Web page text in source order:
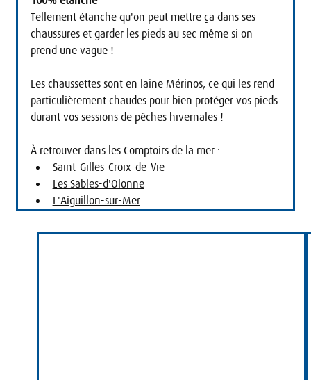
Tellement étanche qu'on peut mettre ça dans ses
chaussures et garder les pieds au sec même si on
prend une vague !
Les chaussettes sont en laine Mérinos, ce qui les rend
particulièrement chaudes pour bien protéger vos pieds
durant vos sessions de pêches hivernales !
À retrouver dans les Comptoirs de la mer :
Saint-Gilles-Croix-de-Vie
Les Sables-d'Olonne
L'Aiguillon-sur-Mer